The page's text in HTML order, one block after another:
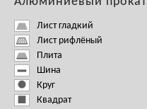
Лист гладкий
Лист рифлёный
Плита
Шина
Круг
Квадрат